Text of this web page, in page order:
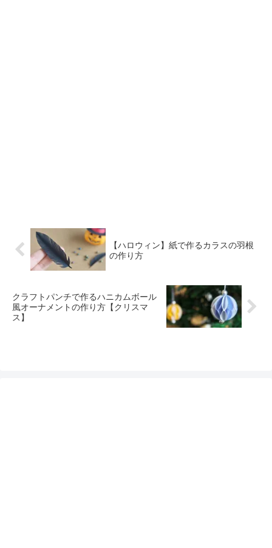
【ハロウィン】紙で作るカラスの羽根
の作り方
クラフトパンチで作るハニカムボール
風オーナメントの作り方【クリスマ
ス】